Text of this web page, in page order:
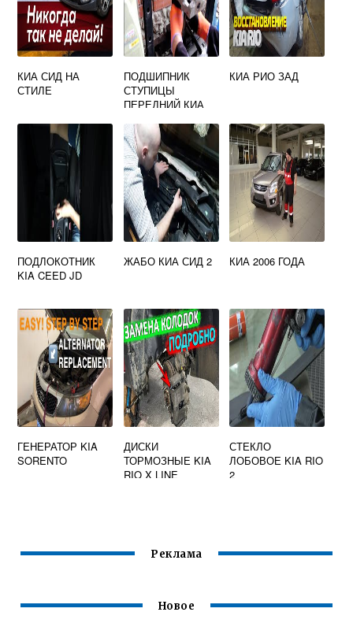
КИА СИД НА
СТИЛЕ
ПОДШИПНИК
СТУПИЦЫ
ПЕРЕДНИЙ КИА
КИА РИО ЗАД
ПОДЛОКОТНИК
KIA CEED JD
ЖАБО КИА СИД 2 КИА 2006 ГОДА
ГЕНЕРАТОР KIA
SORENTO
ДИСКИ
ТОРМОЗНЫЕ KIA
RIO X LINE
СТЕКЛО
ЛОБОВОЕ KIA RIO
2
Реклама
Новое